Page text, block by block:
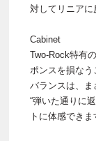
対してリニアに
Cabinet
Two-Rock特有
ポンスを損な
バランスは、ま
“弾いた通りに
トに体感できま